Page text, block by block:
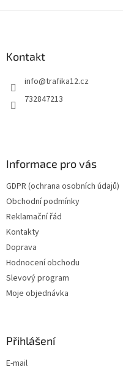
Kontakt
info@trafika12.cz
732847213
Informace pro vás
GDPR (ochrana osobních údajů)
Obchodní podmínky
Reklamační řád
Kontakty
Doprava
Hodnocení obchodu
Slevový program
Moje objednávka
Přihlášení
E-mail